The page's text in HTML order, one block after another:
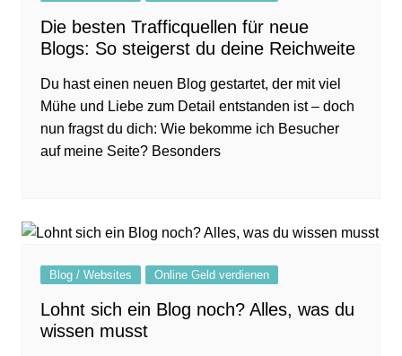
Die besten Trafficquellen für neue
Blogs: So steigerst du deine Reichweite
Du hast einen neuen Blog gestartet, der mit viel
Mühe und Liebe zum Detail entstanden ist – doch
nun fragst du dich: Wie bekomme ich Besucher
auf meine Seite? Besonders
Blog / Websites Online Geld verdienen
Lohnt sich ein Blog noch? Alles, was du
wissen musst